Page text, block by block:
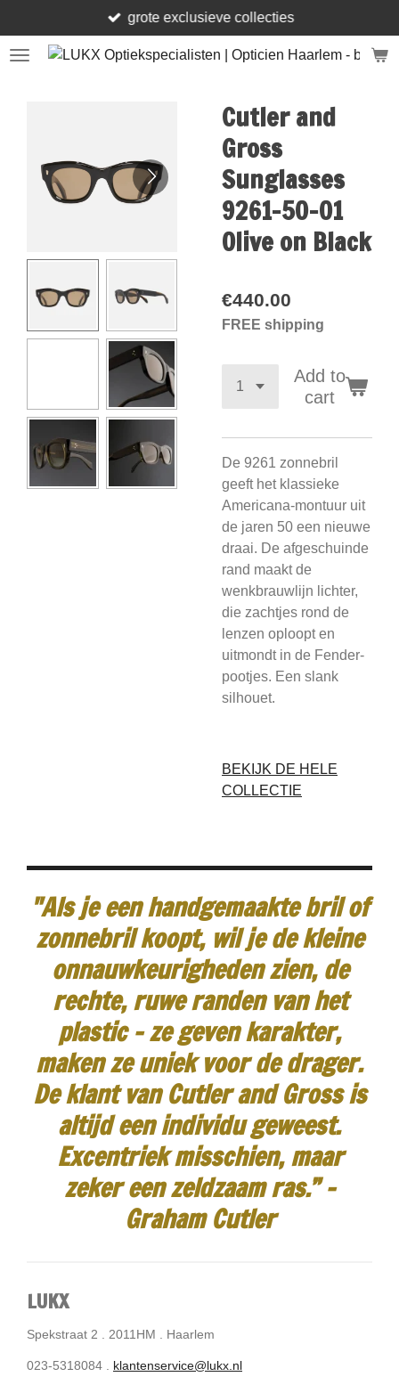
to
main
grote exclusieve collecties
Cutler and
Gross
Sunglasses
9261-50-01
Olive on Black
€440.00
FREE shipping
Add to
cart
De 9261 zonnebril
geeft het klassieke
Americana-montuur uit
de jaren 50 een nieuwe
draai. De afgeschuinde
rand maakt de
wenkbrauwlijn lichter,
die zachtjes rond de
lenzen oploopt en
uitmondt in de Fender-
pootjes. Een slank
silhouet.
BEKIJK DE HELE
COLLECTIE
"Als je een handgemaakte bril of
zonnebril koopt, wil je de kleine
onnauwkeurigheden zien, de
rechte, ruwe randen van het
plastic - ze geven karakter,
maken ze uniek voor de drager.
De klant van Cutler and Gross is
altijd een individu geweest.
Excentriek misschien, maar
zeker een zeldzaam ras.” -
Graham Cutler
LUKX
Spekstraat 2 . 2011HM . Haarlem
023-5318084 . klantenservice@lukx.nl